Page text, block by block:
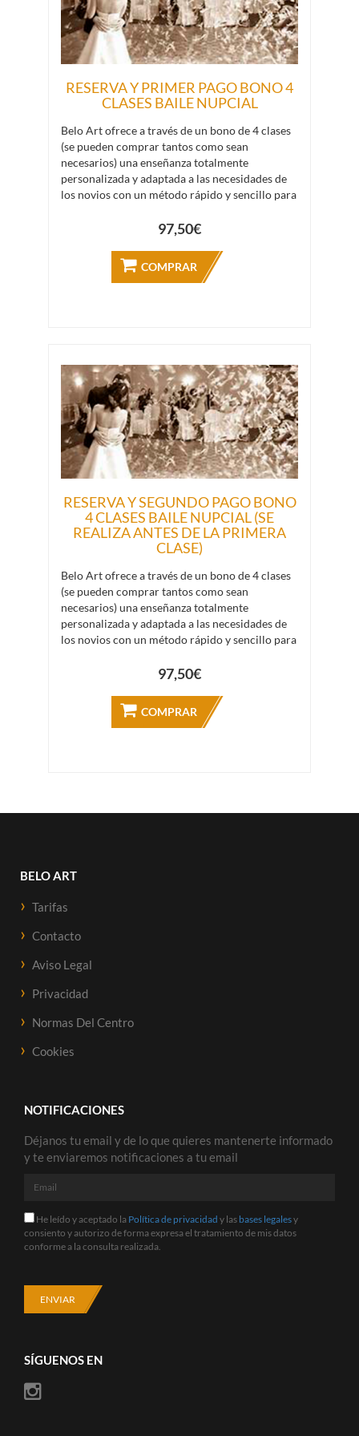
RESERVA Y PRIMER PAGO BONO 4
CLASES BAILE NUPCIAL
Belo Art ofrece a través de un bono de 4 clases
(se pueden comprar tantos como sean
necesarios) una enseñanza totalmente
personalizada y adaptada a las necesidades de
los novios con un método rápido y sencillo para
en un día tan importante como es el de su boda.
coreografías: desde el tradicional vals a la
canción que más emocione a los novios,
conjunta o crear un momento memorable para
ese día tan especial.
La única condición que ponemos es que, al
tratarse de clases personalizadas donde hay que
cuadrar disponibilidad de profesor/a y
disponibilidad de sala, se avise con una
antelación suficiente (al menos 12 horas antes
de la clases pactada) para poder reubicar la
clase en otra fecha y horario. Si no se hace con
este margen, la clase se considerará impartida.
97,50€
COMPRAR
RESERVA Y SEGUNDO PAGO BONO
4 CLASES BAILE NUPCIAL (SE
REALIZA ANTES DE LA PRIMERA
CLASE)
Belo Art ofrece a través de un bono de 4 clases
(se pueden comprar tantos como sean
necesarios) una enseñanza totalmente
personalizada y adaptada a las necesidades de
los novios con un método rápido y sencillo para
en un día tan importante como es el de su boda.
coreografías: desde el tradicional vals a la
canción que más emocione a los novios,
conjunta o crear un momento memorable para
tratarse de clases personalizadas donde hay que
disponibilidad de sala, se avise con una
de la clases pactada) para poder reubicar la
clase en otra fecha y horario. Si no se hace con
este margen, la clase se considerará impartida.
97,50€
COMPRAR
BELO ART
Tarifas
Contacto
Aviso Legal
Privacidad
Normas Del Centro
Cookies
NOTIFICACIONES
Déjanos tu email y de lo que quieres mantenerte informado
y te enviaremos notificaciones a tu email
Email
He
leído
Política
de
legales
consiento
He leído y aceptado la Política de privacidad y las bases legalesy
consiento y autorizo de forma expresa el tratamiento de mis datos
conforme a la consulta realizada.
ENVIAR
SÍGUENOS EN